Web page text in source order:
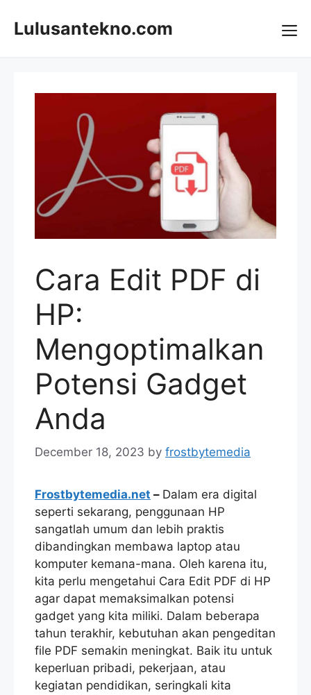
Lulusantekno.com
Cara Edit PDF di
HP:
Mengoptimalkan
Potensi Gadget
Anda
December 18, 2023 by frostbytemedia
Frostbytemedia.net – Dalam era digital
seperti sekarang, penggunaan HP
sangatlah umum dan lebih praktis
dibandingkan membawa laptop atau
komputer kemana-mana. Oleh karena itu,
kita perlu mengetahui Cara Edit PDF di HP
agar dapat memaksimalkan potensi
gadget yang kita miliki. Dalam beberapa
tahun terakhir, kebutuhan akan pengeditan
file PDF semakin meningkat. Baik itu untuk
keperluan pribadi, pekerjaan, atau
kegiatan pendidikan, seringkali kita